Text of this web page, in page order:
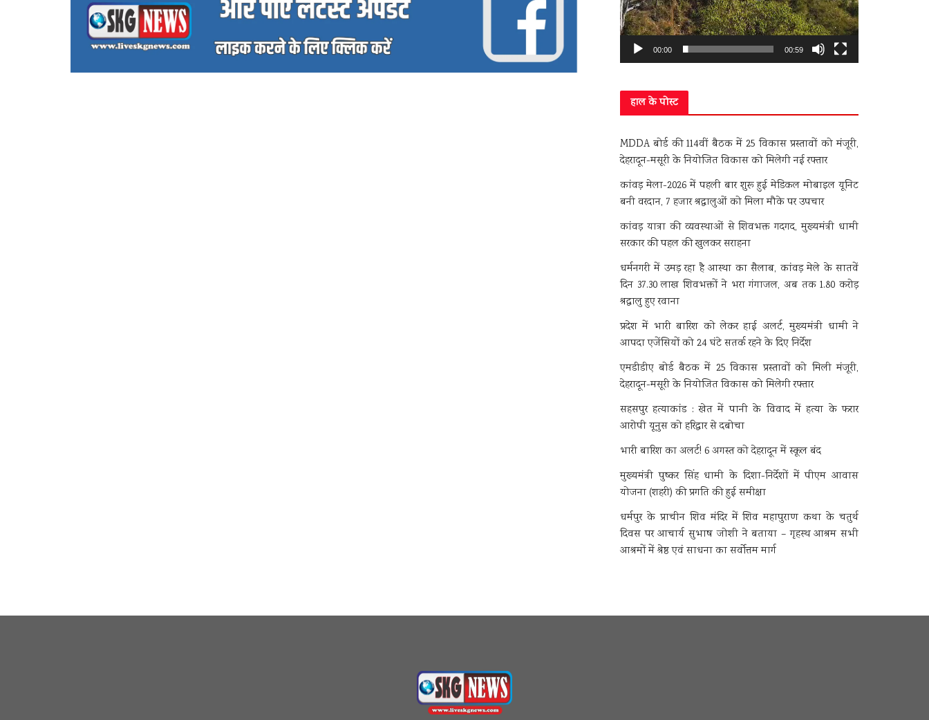
00:00 00:59
हाल के पोस्ट
MDDA बोर्ड की 114वीं बैठक में 25 विकास प्रस्तावों को मंजूरी,
देहरादून-मसूरी के नियोजित विकास को मिलेगी नई रफ्तार
कांवड़ मेला-2026 में पहली बार शुरू हुई मेडिकल मोबाइल यूनिट
बनी वरदान, 7 हजार श्रद्धालुओं को मिला मौके पर उपचार
कांवड़ यात्रा की व्यवस्थाओं से शिवभक्त गदगद, मुख्यमंत्री धामी
सरकार की पहल की खुलकर सराहना
धर्मनगरी में उमड़ रहा है आस्था का सैलाब, कांवड़ मेले के सातवें
दिन 37.30 लाख शिवभक्तों ने भरा गंगाजल, अब तक 1.80 करोड़
श्रद्धालु हुए रवाना
प्रदेश में भारी बारिश को लेकर हाई अलर्ट, मुख्यमंत्री धामी ने
आपदा एजेंसियों को 24 घंटे सतर्क रहने के दिए निर्देश
एमडीडीए बोर्ड बैठक में 25 विकास प्रस्तावों को मिली मंजूरी,
देहरादून-मसूरी के नियोजित विकास को मिलेगी रफ्तार
सहसपुर हत्याकांड : खेत में पानी के विवाद में हत्या के फरार
आरोपी यूनुस को हरिद्वार से दबोचा
भारी बारिश का अलर्ट! 6 अगस्त को देहरादून में स्कूल बंद
मुख्यमंत्री पुष्कर सिंह धामी के दिशा-निर्देशों में पीएम आवास
योजना (शहरी) की प्रगति की हुई समीक्षा
धर्मपुर के प्राचीन शिव मंदिर में शिव महापुराण कथा के चतुर्थ
दिवस पर आचार्य सुभाष जोशी ने बताया – गृहस्थ आश्रम सभी
आश्रमों में श्रेष्ठ एवं साधना का सर्वोत्तम मार्ग